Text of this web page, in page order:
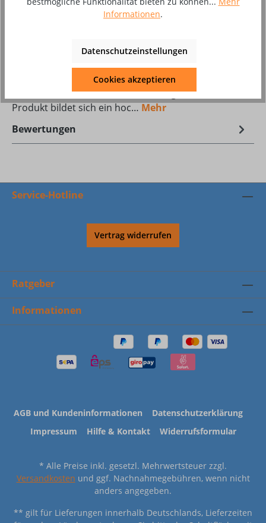
8002532
Antispritzer Schutzfett/Schutzgel BLACKWELDDurch
das Eintauchen der heißen Schweißgasdüse in das
Produkt bildet sich ein hoc… Mehr
Bewertungen
Service-Hotline
Vertrag widerrufen
Ratgeber
Informationen
AGB und Kundeninformationen
Datenschutzerklärung
Impressum
Hilfe & Kontakt Widerrufsformular
* Alle Preise inkl. gesetzl. Mehrwertsteuer zzgl.
Versandkosten und ggf. Nachnahmegebühren, wenn nicht
anders angegeben.
** gilt für Lieferungen innerhalb Deutschlands, Lieferzeiten
Informationen.
Datenschutzeinstellungen
Cookies akzeptieren